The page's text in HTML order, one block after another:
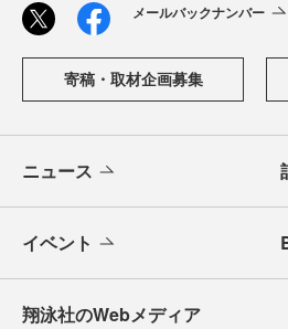
メールバックナンバー
寄稿・取材企画募集
ニュース
イベント
翔泳社のWebメディア